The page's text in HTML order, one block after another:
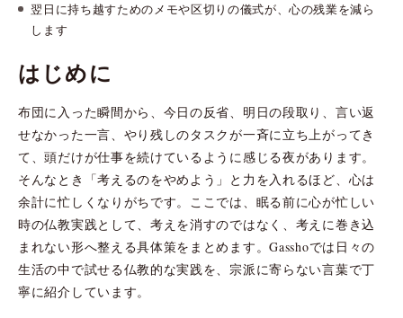
翌日に持ち越すためのメモや区切りの儀式が、心の残業を減ら
します
はじめに
布団に入った瞬間から、今日の反省、明日の段取り、言い返
せなかった一言、やり残しのタスクが一斉に立ち上がってき
て、頭だけが仕事を続けているように感じる夜があります。
そんなとき「考えるのをやめよう」と力を入れるほど、心は
余計に忙しくなりがちです。ここでは、眠る前に心が忙しい
時の仏教実践として、考えを消すのではなく、考えに巻き込
まれない形へ整える具体策をまとめます。Gasshoでは日々の
生活の中で試せる仏教的な実践を、宗派に寄らない言葉で丁
寧に紹介しています。